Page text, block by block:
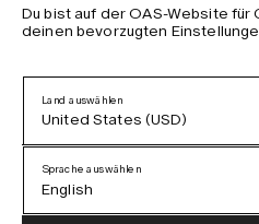
Du bist auf der OAS-Website für
deinen bevorzugten
Land auswählen
United States (USD)
Austria (EUR)
Sprache auswählen
English